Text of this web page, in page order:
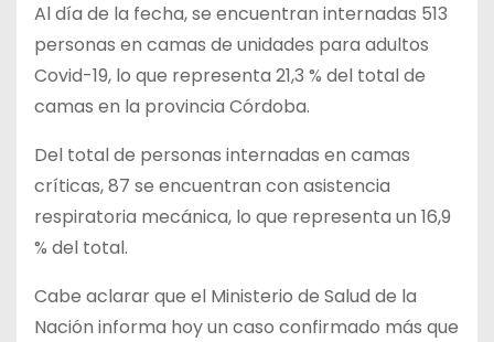
Al día de la fecha, se encuentran internadas 513
personas en camas de unidades para adultos
Covid-19, lo que representa 21,3 % del total de
camas en la provincia Córdoba.
Del total de personas internadas en camas
críticas, 87 se encuentran con asistencia
respiratoria mecánica, lo que representa un 16,9
% del total.
Cabe aclarar que el Ministerio de Salud de la
Nación informa hoy un caso confirmado más que